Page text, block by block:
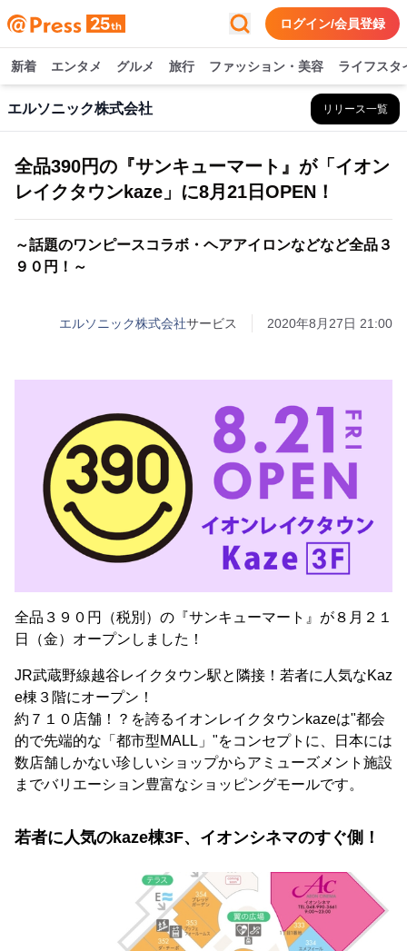
ログイン/会員登録
新着 エンタメ グルメ 旅行 ファッション・美容 ライフスタ
エルソニック株式会社 リリース一覧
全品390円の『サンキューマート』が「イオン
レイクタウンkaze」に8月21日OPEN！
～話題のワンピースコラボ・ヘアアイロンなどなど全品３
９０円！～
エルソニック株式会社サービス 2020年8月27日 21:00
全品３９０円（税別）の『サンキューマート』が８月２１
日（金）オープンしました！
JR武蔵野線越谷レイクタウン駅と隣接！若者に人気なKaz
e棟３階にオープン！
約７１０店舗！？を誇るイオンレイクタウンkazeは"都会
的で先端的な「都市型MALL」"をコンセプトに、日本には
数店舗しかない珍しいショップからアミューズメント施設
までバリエーション豊富なショッピングモールです。
若者に人気のkaze棟3F、イオンシネマのすぐ側！